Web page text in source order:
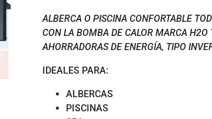
ALBERCA O PISCINA CONFORTABLE
CON LA BOMBA DE CALOR MARCA H2O
AHORRADORAS DE ENERGÍA, TIPO
IDEALES PARA:
ALBERCAS
PISCINAS